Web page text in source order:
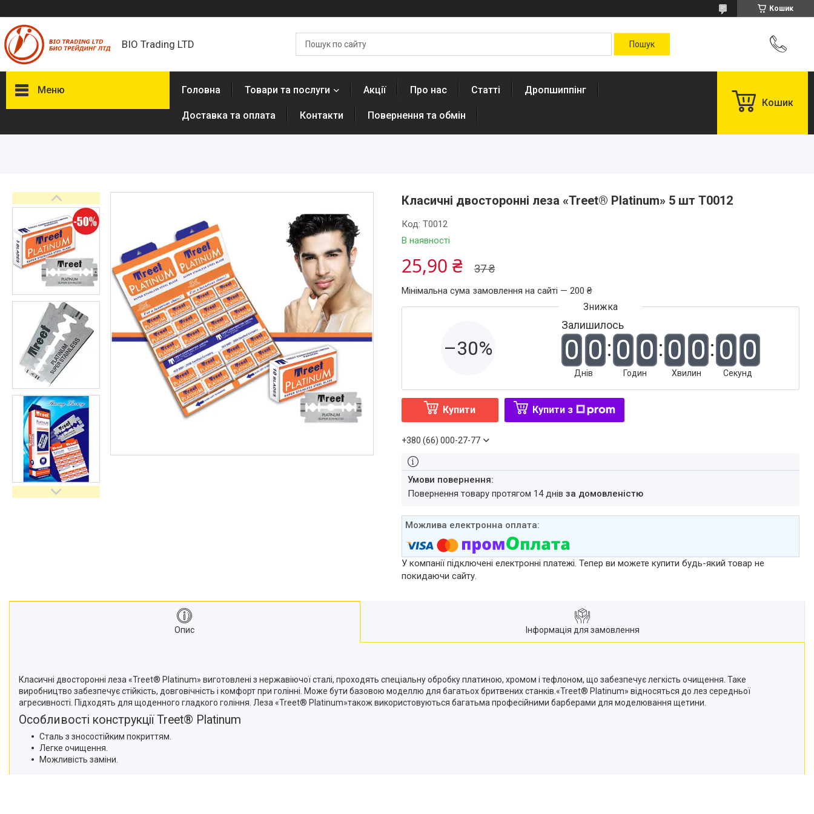
Кошик
BIO Trading LTD
Меню
Гігієна та здоров'я
Сумки, рюкзаки
Аксесуари з натуральної шкіри
(пітон, крокодил)
Взуття
Екіпірування для полювання та
риболовлі
Засоби приглушення
радіосигналу
Товари з Польщі
Побутова хімія з Європи
Меблеві тканини
Аксесуари для мобільних
телефонів
Чай, кава
Снеки
Парфумерія
Жіночі епілятори
Електричні зубні щітки
Головна Товари та послуги Акції Про нас Статті Дропшиппінг
Доставка та оплата Контакти Повернення та обмін
Кошик
Класичні двосторонні леза «Treet® Platinum» 5 шт T0012
В наявності
Код: T0012
37 ₴
25,90 ₴
Мінімальна сума замовлення на сайті — 200 ₴
–30%
Залишилось
0 0
Днів
0 0
Годин
0 0
Хвилин
0 0
Секунд
Купити Купити з
+380 (66) 000-27-77
повернення товару протягом 14 днів за домовленістю
У компанії підключені електронні платежі. Тепер ви можете купити будь-який товар не
покидаючи сайту.
Опис Інформація для замовлення
Класичні двосторонні леза «Treet® Platinum» виготовлені з нержавіючої сталі, проходять спеціальну обробку платиною, хромом і тефлоном, що забезпечує легкість очищення. Таке
виробництво забезпечує стійкість, довговічність і комфорт при голінні. Може бути базовою моделлю для багатьох бритвених станків.«Treet® Platinum» відносяться до лез середньої
агресивності. Підходять для щоденного гладкого гоління. Леза «Treet® Platinum»також використовуються багатьма професійними барберами для моделювання щетини.
Особливості конструкції Treet® Platinum
Сталь з зносостійким покриттям.
Легке очищення.
Можливість заміни.